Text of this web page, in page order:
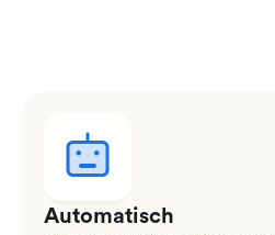
Automatisch